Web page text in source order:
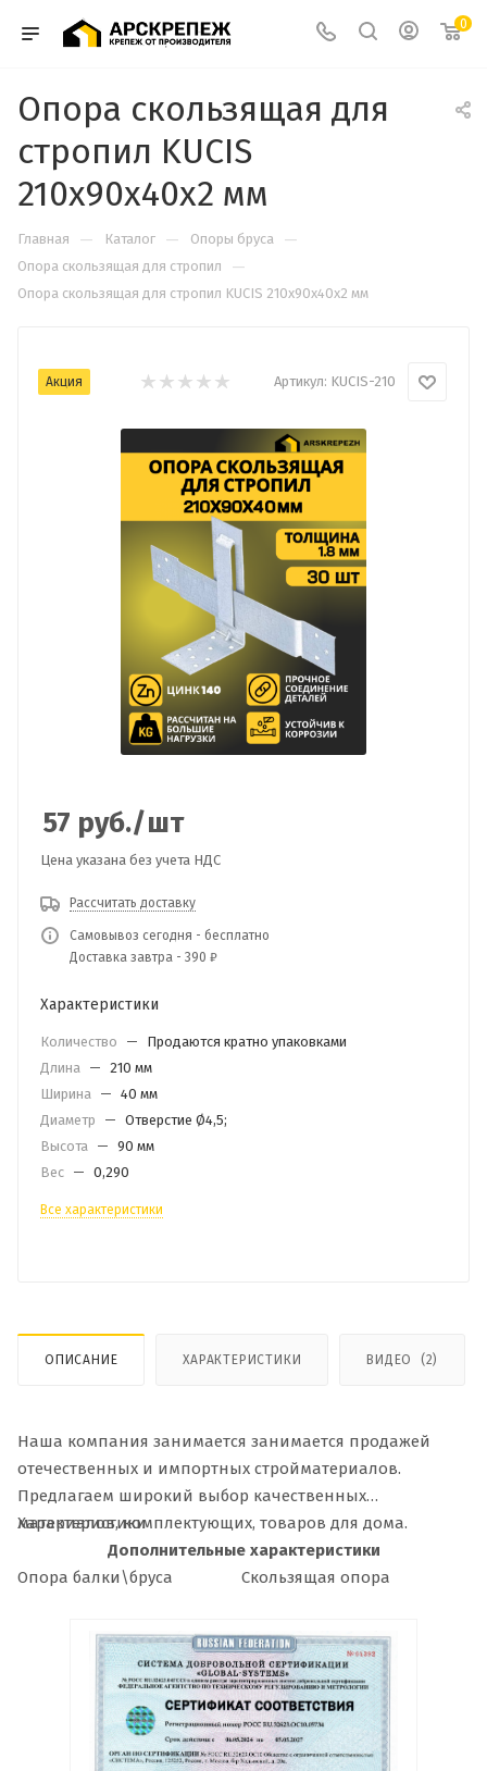
0
Опора скользящая для
стропил KUCIS
210х90х40х2 мм
Главная — Каталог — Опоры бруса —
Опора скользящая для стропил —
Опора скользящая для стропил KUCIS 210х90х40х2 мм
Акция Артикул: KUCIS-210
57 руб./шт
Цена указана без учета НДС
Рассчитать доставку
Самовывоз сегодня - бесплатно
Доставка завтра - 390 ₽
Характеристики
Количество —
Продаются кратно упаковками
Длина — 210 мм
Ширина — 40 мм
Диаметр
— Отверстие Ø4,5;
Высота — 90 мм
Вес — 0,290
Все характеристики
ОПИСАНИЕ ХАРАКТЕРИСТИКИ ВИДЕО (2)
Наша компания занимается занимается продажей
отечественных и импортных стройматериалов.
Предлагаем широкий выбор качественных
материалов, комплектующих, товаров для дома.
Характеристики
Дополнительные характеристики
Опора балки\бруса
Скользящая опора